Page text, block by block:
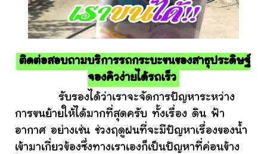
ติดต่อสอบถามบริการรถกระบะขนของสาธุประดิษฐ์
จองคิวง่ายได้รถเร็ว
รับรองได้ว่าเราจะจัดการปัญหาระหว่าง
การขนย้ายให้ได้มากที่สุดครับ ทั้งเรื่อง ดิน ฟ้า
อากาศ อย่างเช่น ช่วงฤดูฝนที่จะมีปัญหาเรื่องของน้ำ
เข้ามาเกี่ยวข้องซึ่งทางเราเองก็เป็นปัญหาที่ค่อนข้าง